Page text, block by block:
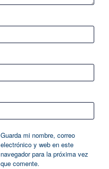
Guarda mi nombre, correo
electrónico y web en este
navegador para la próxima vez
que comente.